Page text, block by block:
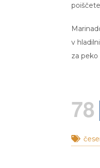
v
za peko
78